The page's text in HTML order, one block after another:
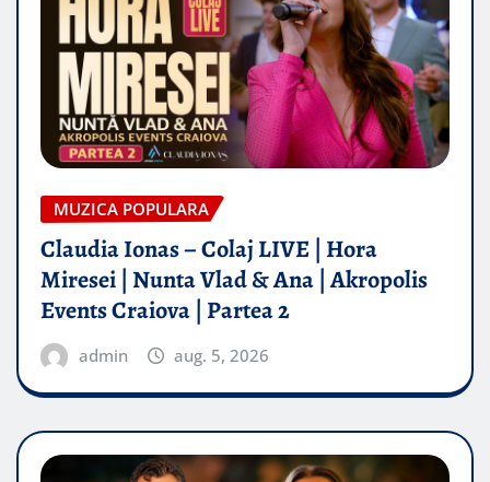
MUZICA POPULARA
Claudia Ionas – Colaj LIVE | Hora
Miresei | Nunta Vlad & Ana | Akropolis
Events Craiova | Partea 2
admin aug. 5, 2026